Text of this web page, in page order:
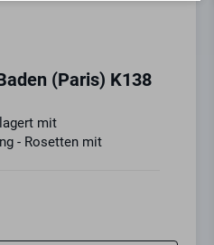
(Paris) K138
mit
- Rosetten mit